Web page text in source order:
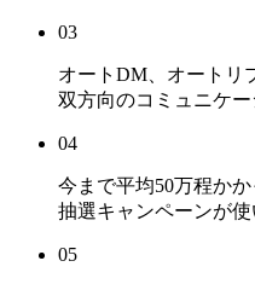
03
オートDM、オートリ
双方向のコミュニケ
04
今まで平均50万程か
抽選キャンペーンが使
05